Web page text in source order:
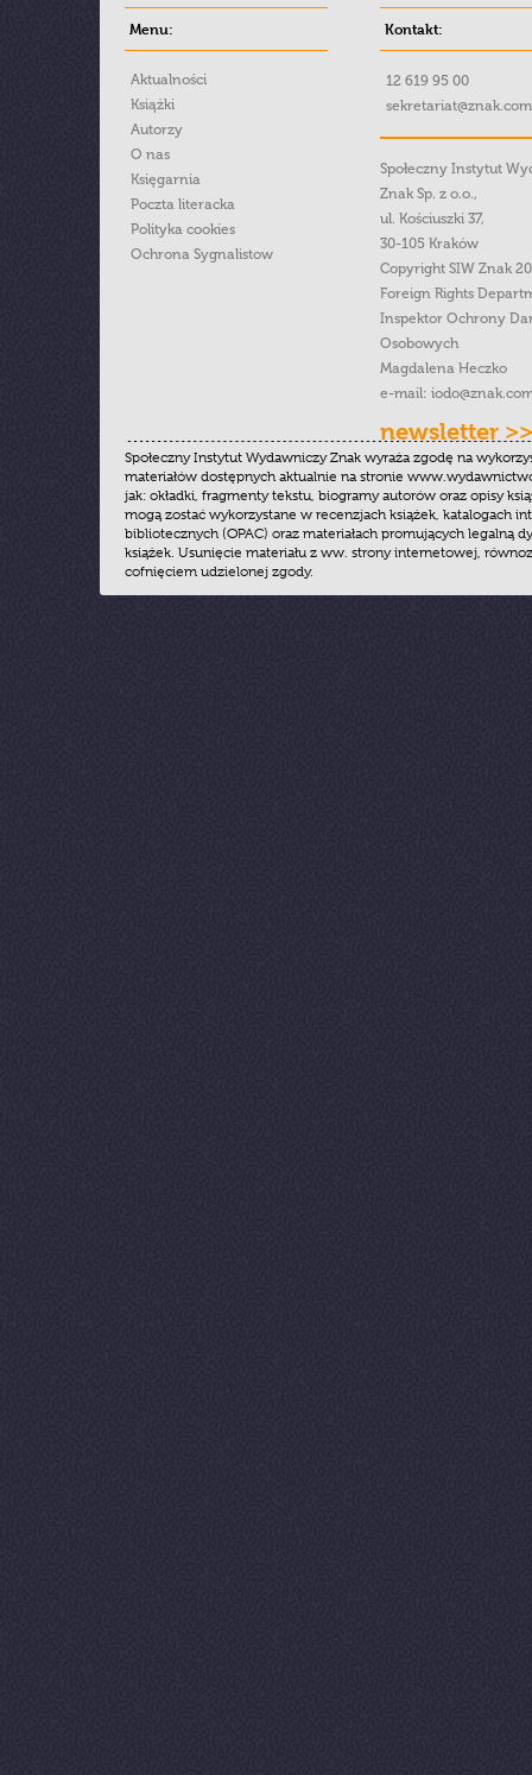
Menu:
Aktualności
Książki
Autorzy
O nas
Księgarnia
Poczta literacka
Polityka cookies
Ochrona Sygnalistow
Kontakt:
12 619 95 00
Społeczny Instytut
Znak Sp. z o.o.,
ul. Kościuszki 37,
30-105 Kraków
Copyright SIW Znak
Foreign Rights
Inspektor Ochrony
Osobowych
Magdalena Heczko
e-mail:
newsletter >>
Społeczny Instytut Wydawniczy Znak wyraża zgodę na
materiałów dostępnych aktualnie na stronie
jak: okładki, fragmenty tekstu, biogramy autorów oraz opisy
mogą zostać wykorzystane w recenzjach książek, katalogach
bibliotecznych (OPAC) oraz materiałach promujących legalną
książek. Usunięcie materiału z ww. strony internetowej,
cofnięciem udzielonej zgody.